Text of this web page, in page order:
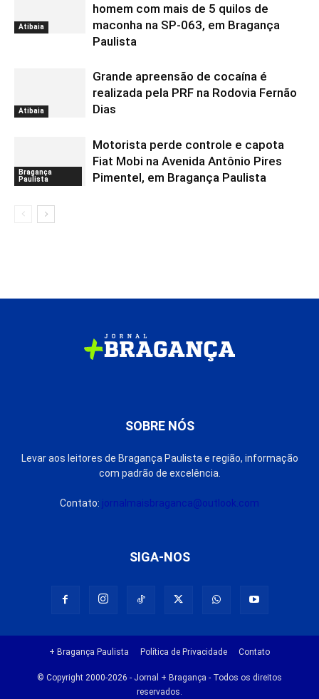
Atibaia
homem com mais de 5 quilos de
maconha na SP-063, em Bragança
Paulista
Atibaia
Grande apreensão de cocaína é
realizada pela PRF na Rodovia Fernão
Dias
Bragança
Paulista
Motorista perde controle e capota
Fiat Mobi na Avenida Antônio Pires
Pimentel, em Bragança Paulista
SOBRE NÓS
Levar aos leitores de Bragança Paulista e região, informação
com padrão de excelência.
Contato: jornalmaisbraganca@outlook.com
SIGA-NOS
+ Bragança Paulista Política de Privacidade Contato
© Copyright 2000-2026 - Jornal + Bragança - Todos os direitos
reservados.